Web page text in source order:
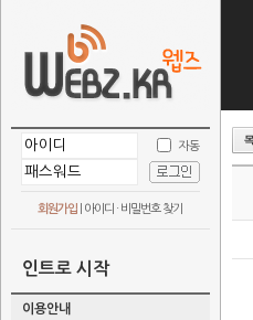
자동
회원가입 아이디 · 비밀번호 찾기
인트로 시작
이용안내